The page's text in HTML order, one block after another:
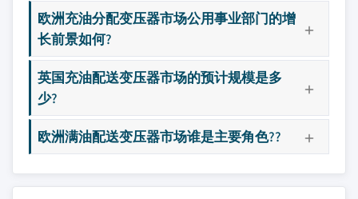
欧洲充油分配变压器市场公用事业部门的增
长前景如何?
英国充油配送变压器市场的预计规模是多
少?
欧洲满油配送变压器市场谁是主要角色??